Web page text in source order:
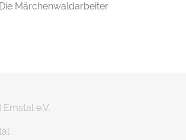
Die Märchenwaldarbeiter
e.V.